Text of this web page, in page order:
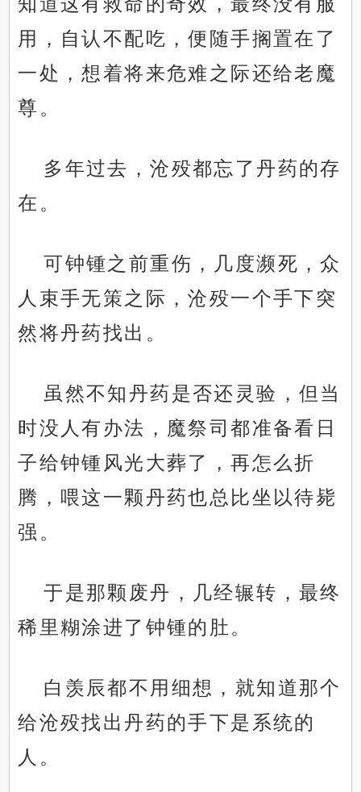
用，自认不配吃，便随手搁置在了
一处，想着将来危难之际还给老魔
尊。
多年过去，沧殁都忘了丹药的存
在。
可钟锺之前重伤，几度濒死，众
人束手无策之际，沧殁一个手下突
然将丹药找出。
虽然不知丹药是否还灵验，但当
时没人有办法，魔祭司都准备看日
子给钟锺风光大葬了，再怎么折
腾，喂这一颗丹药也总比坐以待毙
强。
于是那颗废丹，几经辗转，最终
稀里糊涂进了钟锺的肚。
白羡辰都不用细想，就知道那个
给沧殁找出丹药的手下是系统的
人。